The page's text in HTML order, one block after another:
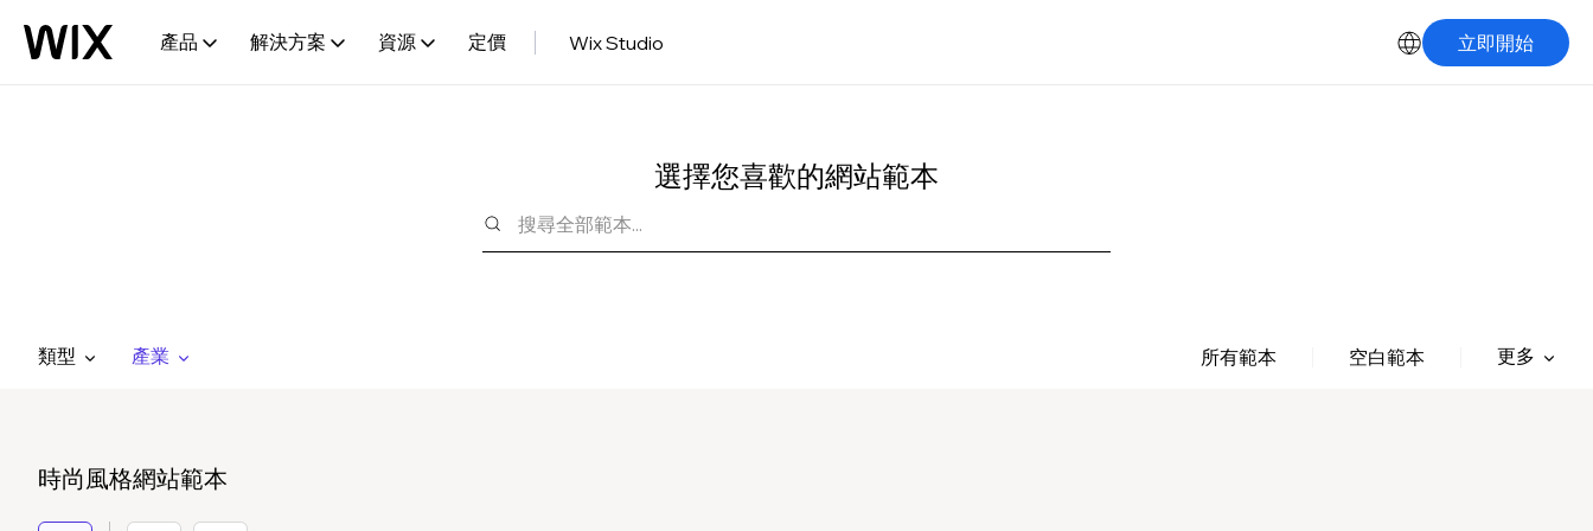
產品 解決方案 資源 定價 Wix Studio 立即開始
選擇您喜歡的網站範本
類型 產業 所有範本 空白範本 更多
時尚風格網站範本